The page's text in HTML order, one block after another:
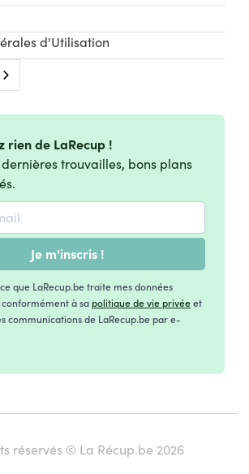
d'Utilisation
rien de LaRecup !
dernières trouvailles, bons plans
Je m'inscris !
que LaRecup.be traite mes données
à sapolitique de vie privéeet
communications de LaRecup.be par e-
réservés © La Récup.be 2026